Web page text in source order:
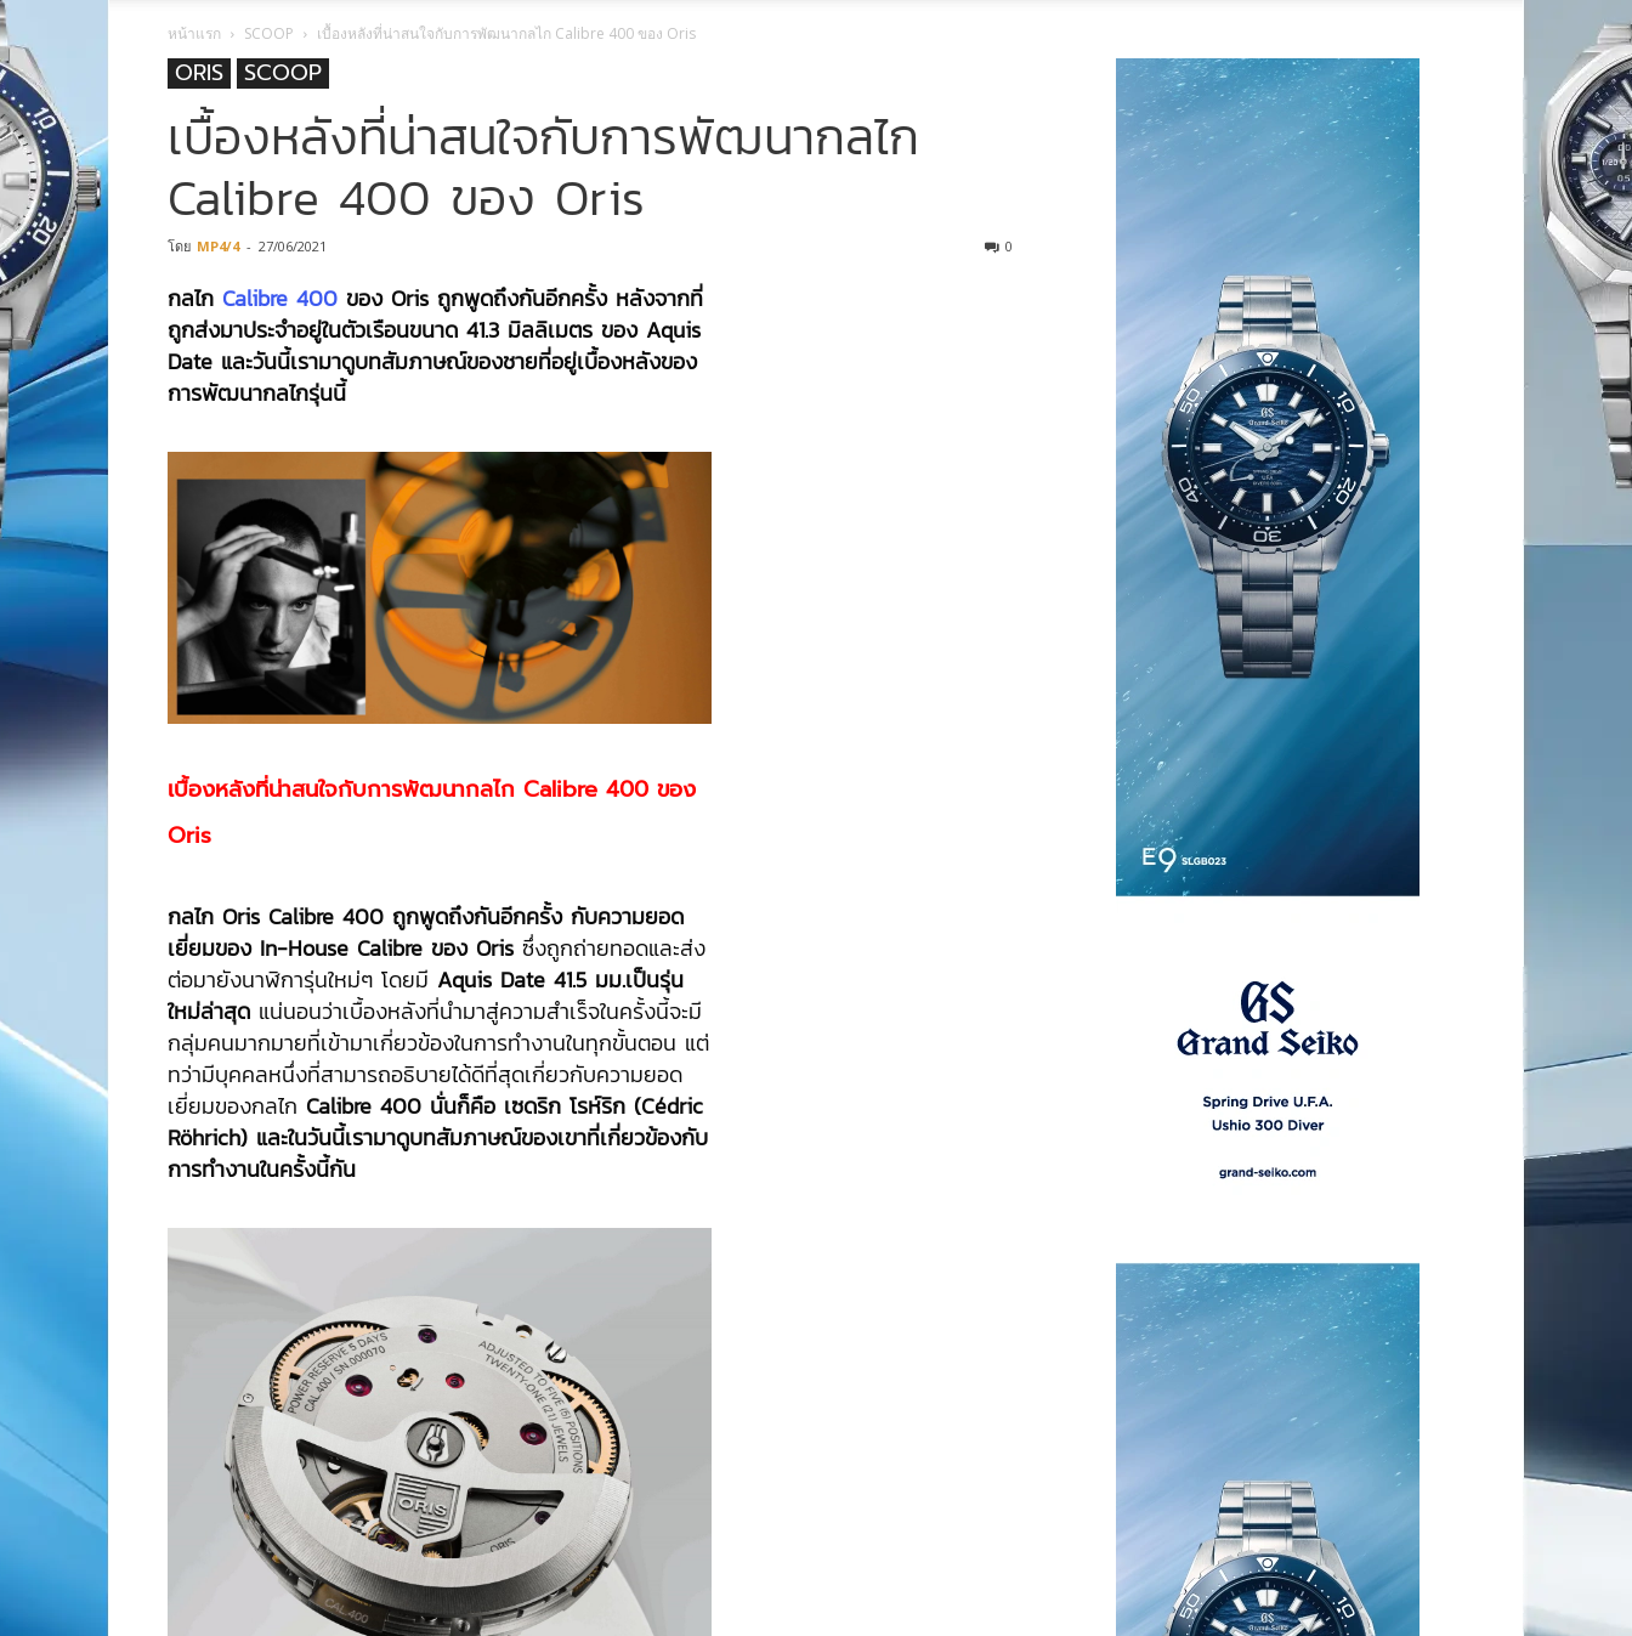
หน้าแรก SCOOP เบื้องหลังที่น่าสนใจกับการพัฒนากลไก Calibre 400 ของ Oris
ORIS SCOOP
เบื้องหลังที่น่าสนใจกับการพัฒนากลไก
Calibre 400 ของ Oris
โดย MP4/4 - 27/06/2021 0
กลไก Calibre 400 ของ Oris ถูกพูดถึงกันอีกครั้ง หลังจากที่
ถูกส่งมาประจำอยู่ในตัวเรือนขนาด 41.3 มิลลิเมตร ของ Aquis
Date และวันนี้เรามาดูบทสัมภาษณ์ของชายที่อยู่เบื้องหลังของ
การพัฒนากลไกรุ่นนี้
เบื้องหลังที่น่าสนใจกับการพัฒนากลไก Calibre 400 ของ
Oris
กลไก Oris Calibre 400 ถูกพูดถึงกันอีกครั้ง กับความยอด
เยี่ยมของ In-House Calibre ของ Oris ซึ่งถูกถ่ายทอดและส่ง
ต่อมายังนาฬิการุ่นใหม่ๆ โดยมี Aquis Date 41.5 มม.เป็นรุ่น
ใหม่ล่าสุด แน่นอนว่าเบื้องหลังที่นำมาสู่ความสำเร็จในครั้งนี้จะมี
กลุ่มคนมากมายที่เข้ามาเกี่ยวข้องในการทำงานในทุกขั้นตอน แต่
ทว่ามีบุคคลหนึ่งที่สามารถอธิบายได้ดีที่สุดเกี่ยวกับความยอด
เยี่ยมของกลไก Calibre 400 นั่นก็คือ เซดริก โรห์ริก (Cédric
Röhrich) และในวันนี้เรามาดูบทสัมภาษณ์ของเขาที่เกี่ยวข้องกับ
การทำงานในครั้งนี้กัน